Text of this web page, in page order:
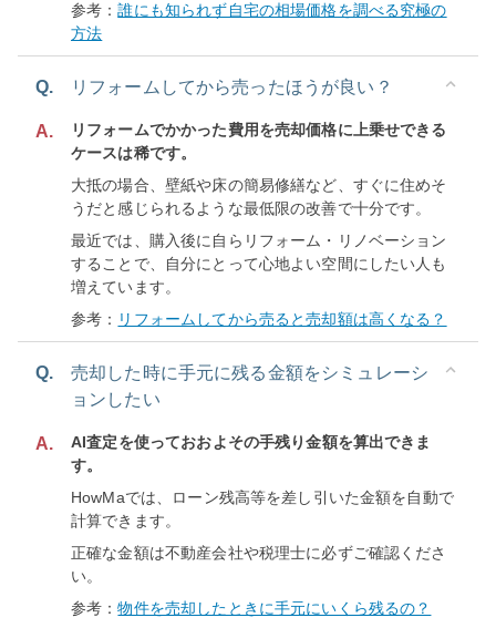
参考：誰にも知られず自宅の相場価格を調べる究極の
方法
Q. リフォームしてから売ったほうが良い？
A.
リフォームでかかった費用を売却価格に上乗せできる
ケースは稀です。
大抵の場合、壁紙や床の簡易修繕など、すぐに住めそ
うだと感じられるような最低限の改善で十分です。
最近では、購入後に自らリフォーム・リノベーション
することで、自分にとって心地よい空間にしたい人も
増えています。
参考： リフォームしてから売ると売却額は高くなる？
Q.
売却した時に手元に残る金額をシミュレーシ
ョンしたい
A.
AI査定を使っておおよその手残り金額を算出できま
す。
HowMaでは、ローン残高等を差し引いた金額を自動で
計算できます。
正確な金額は不動産会社や税理士に必ずご確認くださ
い。
参考：物件を売却したときに手元にいくら残るの？